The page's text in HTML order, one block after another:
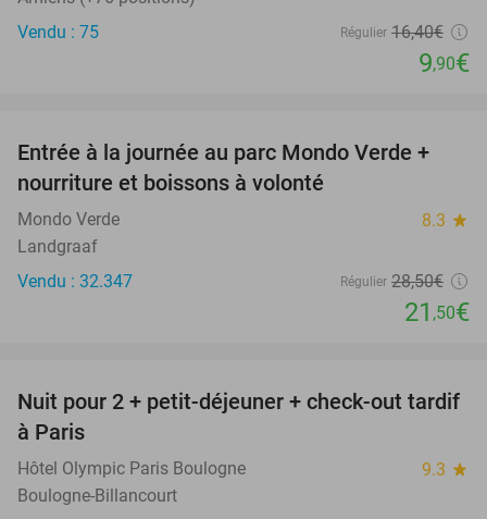
Vendu : 75
Régulier 16,40€
9,90€
25%
Entrée à la journée au parc Mondo Verde +
nourriture et boissons à volonté
Mondo Verde 8.3 star
Landgraaf
Vendu : 32.347
Régulier 28,50€
21 ,50€
62%
Nuit pour 2 + petit-déjeuner + check-out tardif
à Paris
Hôtel Olympic Paris Boulogne 9.3 star
Boulogne-Billancourt